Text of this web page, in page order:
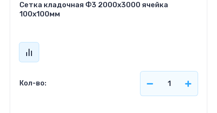
Сетка кладочная Ф3 2000х3000 ячейка
100х100мм
Кол-во: